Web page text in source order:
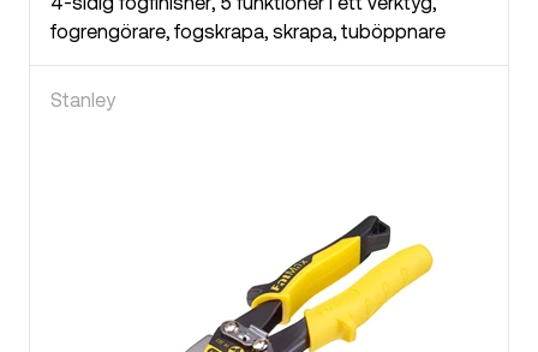
fogrengörare, fogskrapa, skrapa, tuböppnare
Stanley